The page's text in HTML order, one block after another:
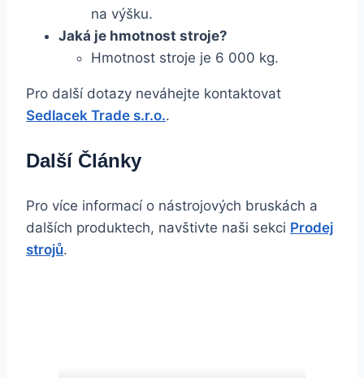
na výšku.
Jaká je hmotnost stroje?
Hmotnost stroje je 6 000 kg.
Pro další dotazy neváhejte kontaktovat
Sedlacek Trade s.r.o..
Další Články
Pro více informací o nástrojových bruskách a
dalších produktech, navštivte naši sekci Prodej
strojů.